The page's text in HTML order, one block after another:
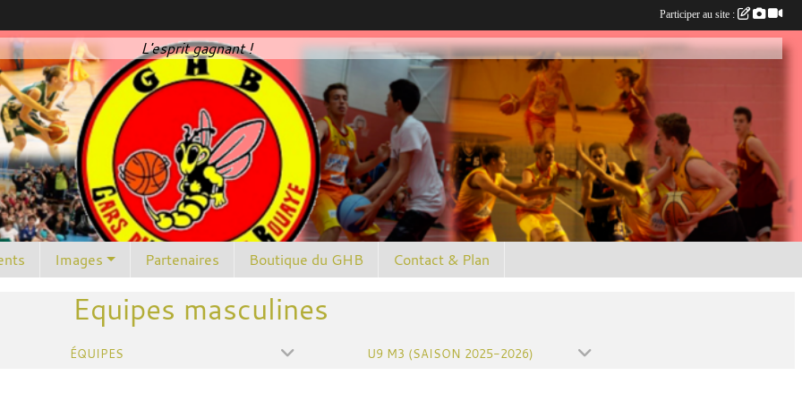
L'esprit gagnant !
Images Partenaires Boutique du GHB Contact & Plan
Equipes masculines
ÉQUIPES U9 M3 (SAISON 2025-2026)
Participer au site :